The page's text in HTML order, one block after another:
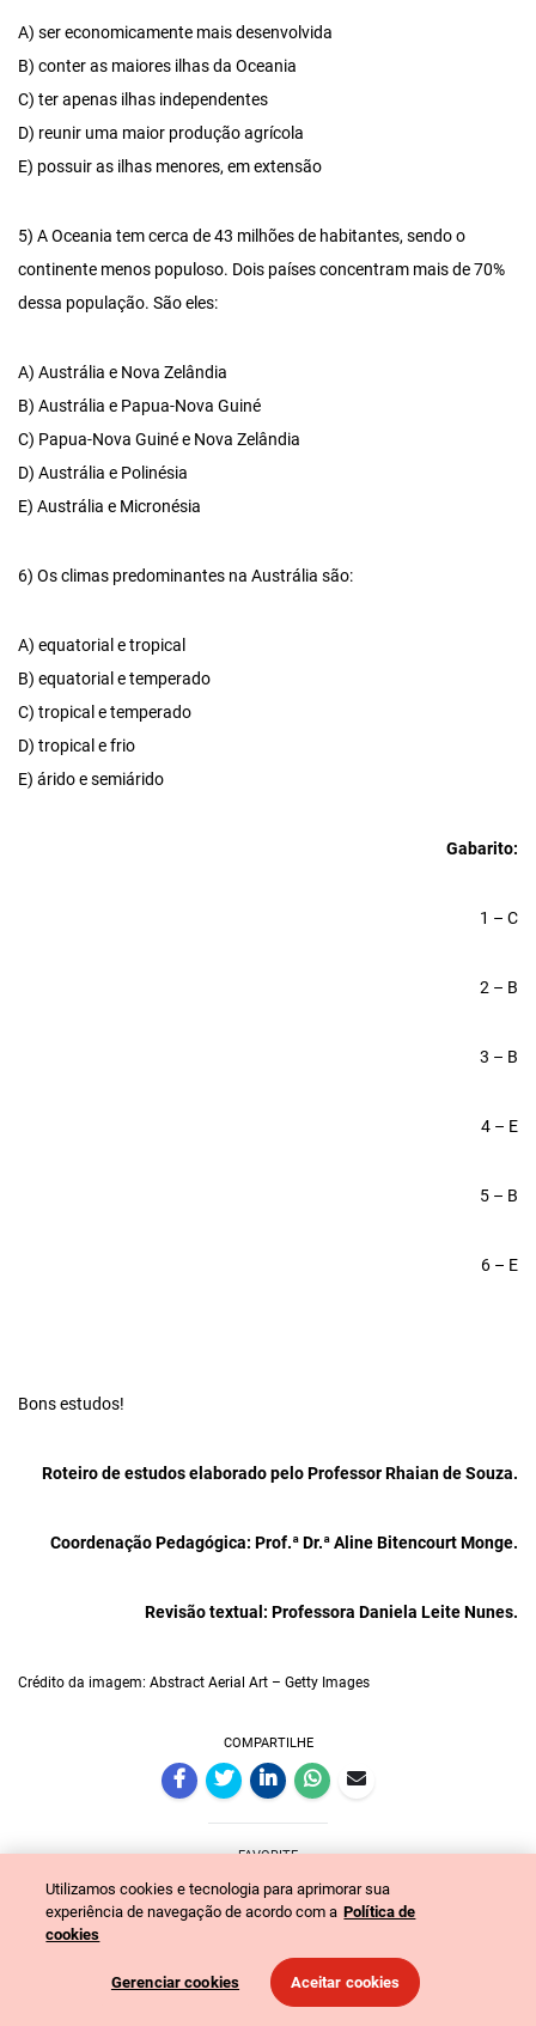
A) ser economicamente mais desenvolvida
B) conter as maiores ilhas da Oceania
C) ter apenas ilhas independentes
D) reunir uma maior produção agrícola
E) possuir as ilhas menores, em extensão
5) A Oceania tem cerca de 43 milhões de habitantes, sendo o
continente menos populoso. Dois países concentram mais de 70%
dessa população. São eles:
A) Austrália e Nova Zelândia
B) Austrália e Papua-Nova Guiné
C) Papua-Nova Guiné e Nova Zelândia
D) Austrália e Polinésia
E) Austrália e Micronésia
6) Os climas predominantes na Austrália são:
A) equatorial e tropical
B) equatorial e temperado
C) tropical e temperado
D) tropical e frio
E) árido e semiárido
Gabarito:
1 – C
2 – B
3 – B
4 – E
5 – B
6 – E
Bons estudos!
Roteiro deestudos elaborado pelo Professor Rhaian de Souza.
Coordenação Pedagógica: Prof.ª Dr.ª Aline Bitencourt Monge.
Revisão textual: Professora Daniela Leite Nunes.
Crédito da imagem: Abstract Aerial Art – Getty Images
COMPARTILHE
FAVORITE
Utilizamos cookies e tecnologia para aprimorar sua
experiência de navegação de acordo com a Política de
cookies
Gerenciar cookies Aceitar cookies